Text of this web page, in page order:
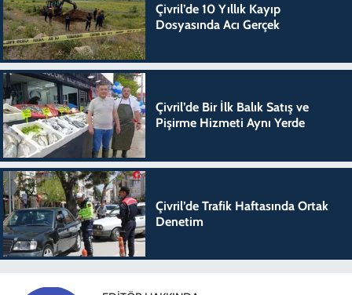
Çivril’de 10 Yıllık Kayıp
Dosyasında Acı Gerçek
Çivril’de Bir İlk Balık Satış ve
Pişirme Hizmeti Aynı Yerde
Çivril’de Trafik Haftasında Ortak
Denetim